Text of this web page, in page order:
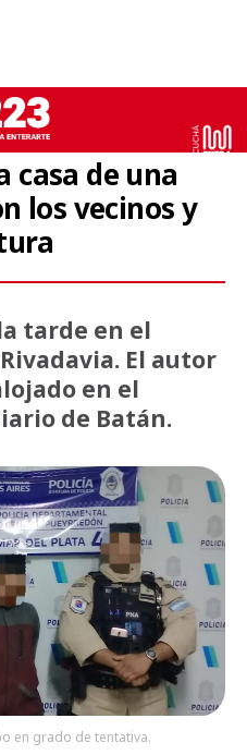
casa de una
los vecinos y
tarde en el
El autor
en el
de Batán.
en grado de tentativa.